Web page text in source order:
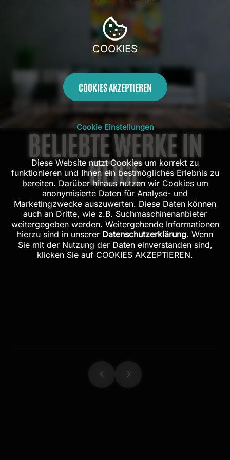
BEIGE GEMÄLDE
Beige ist Ruhe mit Temperatur.
BELIEBTE WERKE IN
BEIGE
COOKIES
COOKIES AKZEPTIEREN
Cookie Einstellungen
Diese Website nutzt Cookies um korrekt zu
funktionieren und Ihnen ein bestmögliches Erlebnis zu
bereiten. Darüber hinaus nutzen wir Cookies um
anonymisierte Daten für Analyse- und
Marketingzwecke auszuwerten. Diese Daten können
auch an Dritte, wie z.B. Suchmaschinenanbieter
weitergegeben werden. Weitergehende Informationen
hierzu sind in unserer Datenschutzerklärung. Wenn
Sie mit der Nutzung der Daten einverstanden sind,
klicken Sie auf COOKIES AKZEPTIEREN.